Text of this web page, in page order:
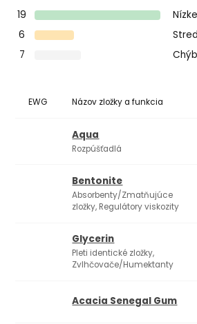
19
6
7
EWG Názov zložky a funkcia
Aqua
Rozpúšťadlá
Bentonite
Absorbenty/Zmatňujúce
zložky, Regulátory viskozity
Glycerin
Pleti identické zložky,
Zvlhčovače/Humektanty
Acacia Senegal Gum